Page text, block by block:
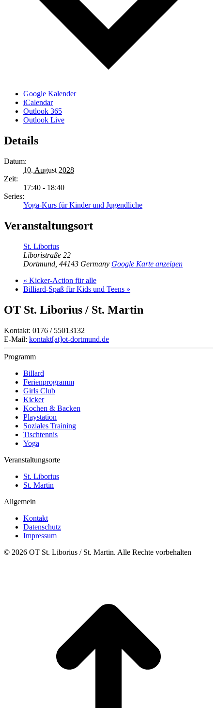
Google Kalender
iCalendar
Outlook 365
Outlook Live
Details
Datum:
10. August 2028
Zeit:
17:40 - 18:40
Series:
Yoga-Kurs für Kinder und Jugendliche
Veranstaltungsort
St. Liborius
Liboristraße 22
Dortmund 44143 Germany Google Karte anzeigen
« Kicker-Action für alle
Billiard-Spaß für Kids und Teens »
OT St. Liborius / St. Martin
Kontakt: 0176 / 55013132
E-Mail: kontakt[at]ot-dortmund.de
Programm
Billard
Ferienprogramm
Girls Club
Kicker
Kochen & Backen
Playstation
Soziales Training
Tischtennis
Yoga
Veranstaltungsorte
St. Liborius
St. Martin
Allgemein
Kontakt
Datenschutz
Impressum
© 2026 OT St. Liborius / St. Martin. Alle Rechte vorbehalten